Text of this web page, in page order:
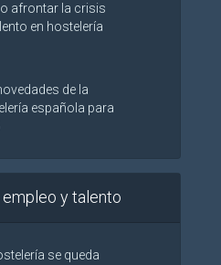
afrontar la crisis
en hostelería
de la
española para
y talento
se queda